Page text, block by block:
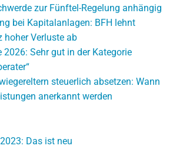
zur Fünftel-Regelung anhängig
bei Kapitalanlagen: BFH lehnt
hoher Verluste ab
2026: Sehr gut in der Kategorie
steuerlich absetzen: Wann
anerkannt werden
Das ist neu